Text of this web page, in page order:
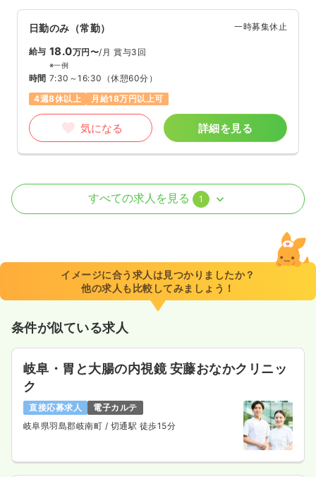
日勤のみ（常勤） 一時募集休止
給与 18.0万円〜/月 賞与3回
※一例
時間 7:30～16:30 （休憩60分）
4週8休以上
月給18万円以上可
気になる 詳細を見る
介護・福祉系正・准看護師 デイケア・デイサービス
8:30～17:30 （休憩60分）
時給1,300円以上可
気になる
すべての求人を見る 1
イメージに合う求人は見つかりましたか？
他の求人も比較してみましょう！
条件が似ている求人
岐阜・胃と大腸の内視鏡 安藤おなかクリニッ
ク
直接応募求人
電子カルテ
岐阜県羽島郡岐南町 / 切通駅 徒歩15分